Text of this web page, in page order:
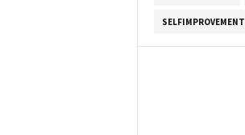
SELFIMPROVEMENT